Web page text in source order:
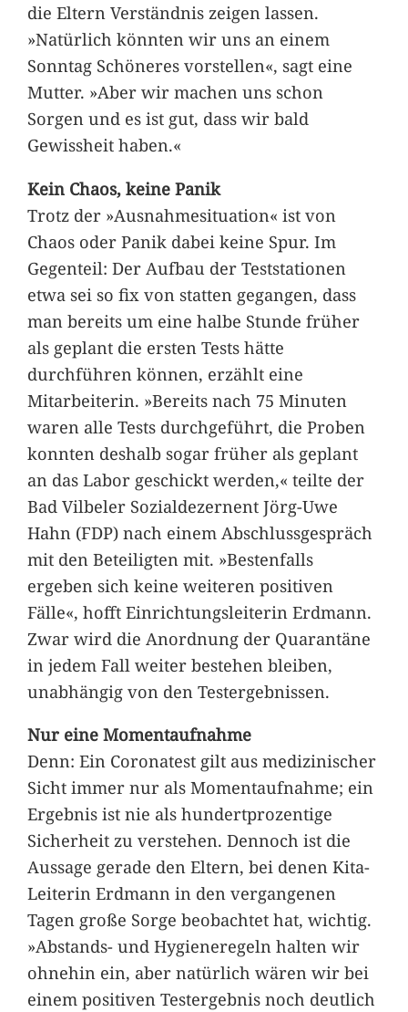
die Eltern Verständnis zeigen lassen.
»Natürlich könnten wir uns an einem
Sonntag Schöneres vorstellen«, sagt eine
Mutter. »Aber wir machen uns schon
Sorgen und es ist gut, dass wir bald
Gewissheit haben.«
Kein Chaos, keine Panik
Trotz der »Ausnahmesituation« ist von
Chaos oder Panik dabei keine Spur. Im
Gegenteil: Der Aufbau der Teststationen
etwa sei so fix von statten gegangen, dass
man bereits um eine halbe Stunde früher
als geplant die ersten Tests hätte
durchführen können, erzählt eine
Mitarbeiterin. »Bereits nach 75 Minuten
waren alle Tests durchgeführt, die Proben
konnten deshalb sogar früher als geplant
an das Labor geschickt werden,« teilte der
Bad Vilbeler Sozialdezernent Jörg-Uwe
Hahn (FDP) nach einem Abschlussgespräch
mit den Beteiligten mit. »Bestenfalls
ergeben sich keine weiteren positiven
Fälle«, hofft Einrichtungsleiterin Erdmann.
Zwar wird die Anordnung der Quarantäne
in jedem Fall weiter bestehen bleiben,
unabhängig von den Testergebnissen.
Nur eine Momentaufnahme
Denn: Ein Coronatest gilt aus medizinischer
Sicht immer nur als Momentaufnahme; ein
Ergebnis ist nie als hundertprozentige
Sicherheit zu verstehen. Dennoch ist die
Aussage gerade den Eltern, bei denen Kita-
Leiterin Erdmann in den vergangenen
Tagen große Sorge beobachtet hat, wichtig.
»Abstands- und Hygieneregeln halten wir
ohnehin ein, aber natürlich wären wir bei
einem positiven Testergebnis noch deutlich